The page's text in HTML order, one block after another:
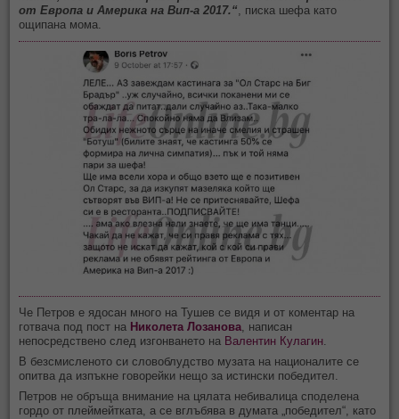
от Европа и Америка на Вип-а 2017.“ , писка шефа като
ощипана мома.
Че Петров е ядосан много на Тушев се видя и от коментар на
готвача под пост на Николета Лозанова , написан
непосредствено след изгонването на Валентин Кулагин
В безсмисленото си словоблудство музата на националите се
опитва да изпъкне говорейки нещо за истински победител.
Петров не обръща внимание на цялата небивалица споделена
гордо от плеймейтката, а се вглъбява в думата „победител“, като